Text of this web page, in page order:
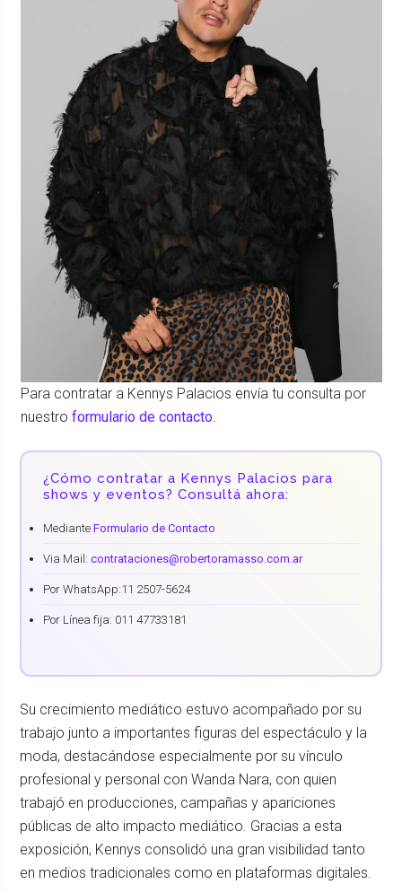
Para contratar a Kennys Palacios envía tu consulta por
nuestro formulario de contacto.
¿Cómo contratar a Kennys Palacios para
shows y eventos? Consultá ahora:
Mediante Formulario de Contacto
Via Mail: contrataciones@robertoramasso.com.ar
Por WhatsApp:11 2507-5624
Por Línea fija: 011 47733181
Su crecimiento mediático estuvo acompañado por su
trabajo junto a importantes figuras del espectáculo y la
moda, destacándose especialmente por su vínculo
profesional y personal con Wanda Nara, con quien
trabajó en producciones, campañas y apariciones
públicas de alto impacto mediático. Gracias a esta
exposición, Kennys consolidó una gran visibilidad tanto
en medios tradicionales como en plataformas digitales.